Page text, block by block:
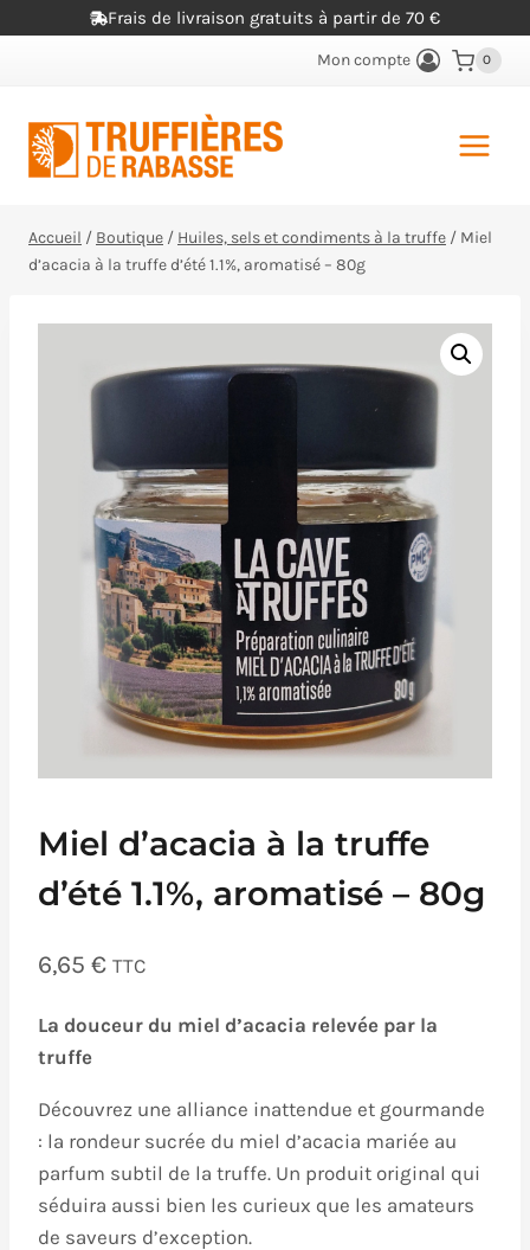
Frais de livraison gratuits à partir de 70 €
Mon compte 0
Accueil / Boutique / Huiles, sels et condiments à la truffe / Miel
d’acacia à la truffe d’été 1.1%, aromatisé – 80g
Miel d’acacia à la truffe
d’été 1.1%, aromatisé – 80g
6,65 € TTC
La douceur du miel d’acacia relevée par la
truffe
Découvrez une alliance inattendue et gourmande
: la rondeur sucrée du miel d’acacia mariée au
parfum subtil de la truffe. Un produit original qui
séduira aussi bien les curieux que les amateurs
de saveurs d’exception.